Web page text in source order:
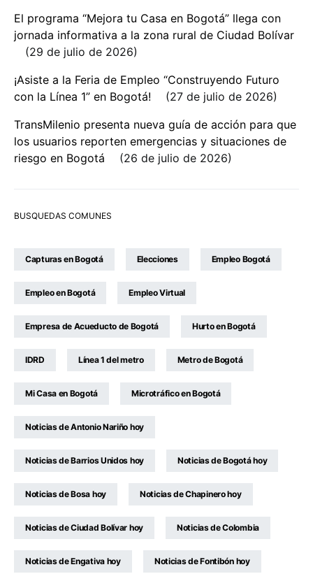
El programa “Mejora tu Casa en Bogotá” llega con
jornada informativa a la zona rural de Ciudad Bolívar
29 de julio de 2026
¡Asiste a la Feria de Empleo “Construyendo Futuro
con la Línea 1” en Bogotá!
27 de julio de 2026
TransMilenio presenta nueva guía de acción para que
los usuarios reporten emergencias y situaciones de
riesgo en Bogotá
26 de julio de 2026
BUSQUEDAS COMUNES
Capturas en Bogotá Elecciones Empleo Bogotá
Empleo en Bogotá Empleo Virtual
Empresa de Acueducto de Bogotá Hurto en Bogotá
IDRD Línea 1 del metro Metro de Bogotá
Mi Casa en Bogotá Microtráfico en Bogotá
Noticias de Antonio Nariño hoy
Noticias de Barrios Unidos hoy Noticias de Bogotá hoy
Noticias de Bosa hoy Noticias de Chapinero hoy
Noticias de Ciudad Bolívar hoy Noticias de Colombia
Noticias de Engativa hoy Noticias de Fontibón hoy